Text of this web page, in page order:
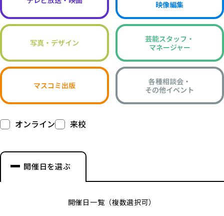
映像編集
写真・デザイン
芸能スタッフ・
マネージャー
マスコミ出版
各種相談会・
その他イベント
オンライン 来校
開催日を選ぶ
開催日一覧（複数選択可）